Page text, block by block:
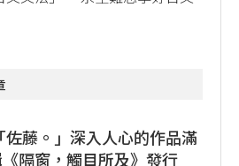
藤。」深入人心的作品滿
隔窗，觸目所及》發行